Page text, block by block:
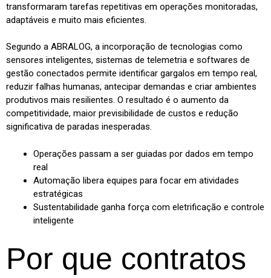
transformaram tarefas repetitivas em operações monitoradas,
adaptáveis e muito mais eficientes.
Segundo a ABRALOG, a incorporação de tecnologias como
sensores inteligentes, sistemas de telemetria e softwares de
gestão conectados permite identificar gargalos em tempo real,
reduzir falhas humanas, antecipar demandas e criar ambientes
produtivos mais resilientes. O resultado é o aumento da
competitividade, maior previsibilidade de custos e redução
significativa de paradas inesperadas.
Operações passam a ser guiadas por dados em tempo
real
Automação libera equipes para focar em atividades
estratégicas
Sustentabilidade ganha força com eletrificação e controle
inteligente
Por que contratos